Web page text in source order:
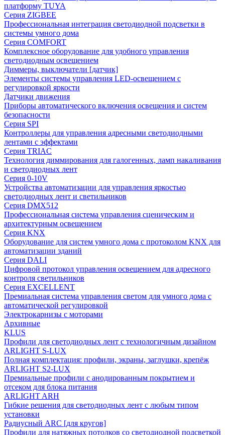
платформу TUYA
Серия ZIGBEE
Профессиональная интеграция светодиодной подсветки в
системы умного дома
Серия COMFORT
Комплексное оборудование для удобного управления
светодиодным освещением
Диммеры, выключатели [датчик]
Элементы системы управления LED-освещением с
регулировкой яркости
Датчики движения
Приборы автоматического включения освещения и систем
безопасности
Серия SPI
Контроллеры для управления адресными светодиодными
лентами с эффектами
Серия TRIAC
Технология диммирования для галогенных, ламп накаливания
и светодиодных лент
Серия 0-10V
Устройства автоматизации для управления яркостью
светодиодных лент и светильников
Серия DMX512
Профессиональная система управления сценическим и
архитектурным освещением
Серия KNX
Оборудование для систем умного дома с протоколом KNX для
автоматизации зданий
Серия DALI
Цифровой протокол управления освещением для адресного
контроля светильников
Серия EXCELLENT
Премиальная система управления светом для умного дома с
автоматической регулировкой
Электрокарнизы с моторами
Архивные
KLUS
Профили для светодиодных лент с технологичным дизайном
ARLIGHT S-LUX
Полная комплектация: профили, экраны, заглушки, крепёж
ARLIGHT S2-LUX
Премиальные профили с анодированным покрытием и
отсеком для блока питания
ARLIGHT ARH
Гибкие решения для светодиодных лент с любым типом
установки
Радиусный ARC [для кругов]
Профили для натяжных потолков со светодиодной подсветкой